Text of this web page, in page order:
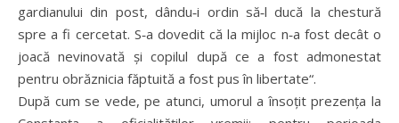
gardianului din post, dându‑i ordin să‑l ducă la chestură
spre a fi cercetat. S‑a dovedit că la mijloc n‑a fost decât o
joacă nevinovată și copilul după ce a fost admonestat
pentru obrăznicia făptuită a fost pus în libertate“.
După cum se vede, pe atunci, umorul a însoțit prezența la